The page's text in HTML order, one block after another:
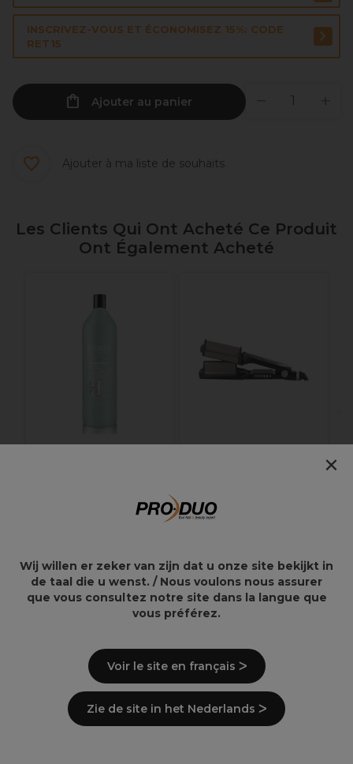
INSCRIVEZ-VOUS ET ÉCONOMISEZ 15%: CODE
RET15
Ajouter au panier
Ajouter à ma liste de souhaits
Les Clients Qui Ont Acheté Ce Produit
Ont Également Acheté
77,21€
3xØ32cm
Embout réfrigérant sur le cylindre central
12 réglages de température : 120°-230°C
Fonction de mémorisation de la dernière
température utilisée
Wij willen er zeker van zijn dat u onze site bekijkt in
de taal die u wenst. / Nous voulons nous assurer
que vous consultez notre site dans la langue que
vous préférez.
Voir le site en français ᐳ
Zie de site in het Nederlands ᐳ
×